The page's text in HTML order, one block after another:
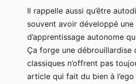
Il rappelle aussi qu’être
souvent avoir développé
d’apprentissage autonome
Ça forge une débrouillardise
classiques n’offrent pas
article qui fait du bien à